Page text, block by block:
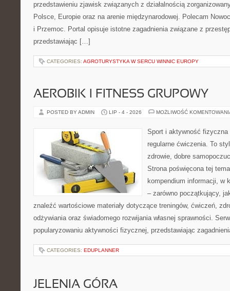
przedstawieniu zjawisk związanych z działalnością
Polsce, Europie oraz na arenie międzynarodowej. Polecam
i Przemoc. Portal opisuje istotne zagadnienia związane z
przedstawiając […]
CATEGORIES: AGROTURYSTYKA W SERCU WINNIC EUROPY
AEROBIK I FITNESS GRUPOWY
POSTED BY ADMIN LIP - 4 - 2026 MOŻLIWOŚĆ
Sport i aktywność
regularne ćwiczenia. To
zdrowie, dobre
Strona poświęcona tej
kompendium informacji, w
– zarówno początkujący,
znaleźć wartościowe materiały dotyczące treningów, ćwiczeń,
odżywiania oraz świadomego rozwijania własnej sprawności.
popularyzowaniu aktywności fizycznej, przedstawiając
CATEGORIES: EDUPLANNER
JELENIA GÓRA